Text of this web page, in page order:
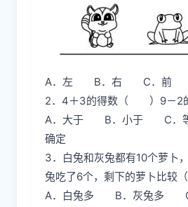
A．左 B．右 C．
2．4＋3的得数（ ）9－
A．大于 B．小于 C．
确定
3．白兔和灰兔都有10个萝卜
兔吃了6个，剩下的萝卜
A．白兔多 B．灰兔多